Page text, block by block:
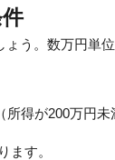
う。数万円単
得が200万円
ます。